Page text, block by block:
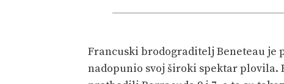
Francuski brodograditelj Beneteau je
nadopunio svoj široki spektar plovila.